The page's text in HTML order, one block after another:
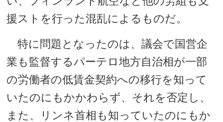
援ストを行った混乱によるものだ。
特に問題となったのは、議会で国営企
業も監督するパーテロ地方自治相が一部
の労働者の低賃金契約への移行を知って
いたのにもかかわらず、それを否定し、
また、リンネ首相も知っていたのにもか